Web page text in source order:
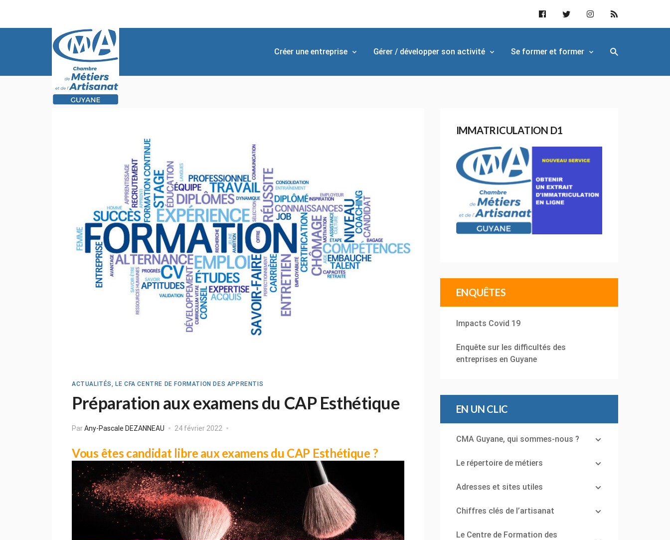
Créer une entreprise Gérer / développer son activité Se former et former
ACTUALITÉS, LE CFA CENTRE DE FORMATION DES APPRENTIS
Préparation aux examens du CAP Esthétique
ParAny-Pascale DEZANNEAU 24 février 2022
Vous êtes candidat libre aux examens du CAP Esthétique ?
IMMATRICULATION D1
ENQUÊTES
Impacts Covid 19
Enquête sur les difficultés des
entreprises en Guyane
EN UN CLIC
CMA Guyane, qui sommes-nous ?
Le répertoire de métiers
Adresses et sites utiles
Chiffres clés de l’artisanat
Le Centre de Formation des